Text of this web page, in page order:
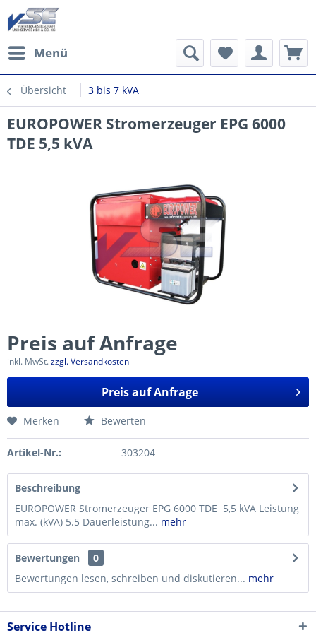
Menü
Übersicht 3 bis 7 kVA
EUROPOWER Stromerzeuger EPG 6000
TDE 5,5 kVA
Preis auf Anfrage
inkl. MwSt.zzgl. Versandkosten
Preis auf Anfrage
Merken Bewerten
Artikel-Nr.: 303204
Beschreibung
EUROPOWER Stromerzeuger EPG 6000 TDE 5,5 kVA Leistung
max. (kVA) 5.5 Dauerleistung... mehr
Bewertungen
0
Bewertungen lesen, schreiben und diskutieren... mehr
Service Hotline